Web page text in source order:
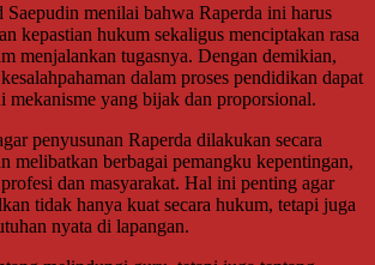
menilai bahwa Raperda ini harus
kepastian hukum sekaligus menciptakan rasa
menjalankan tugasnya. Dengan demikian,
dalam proses pendidikan dapat
yang bijak dan proporsional.
penyusunan Raperda dilakukan secara
melibatkan berbagai pemangku kepentingan,
dan masyarakat. Hal ini penting agar
tidak hanya kuat secara hukum, tetapi juga
nyata di lapangan.